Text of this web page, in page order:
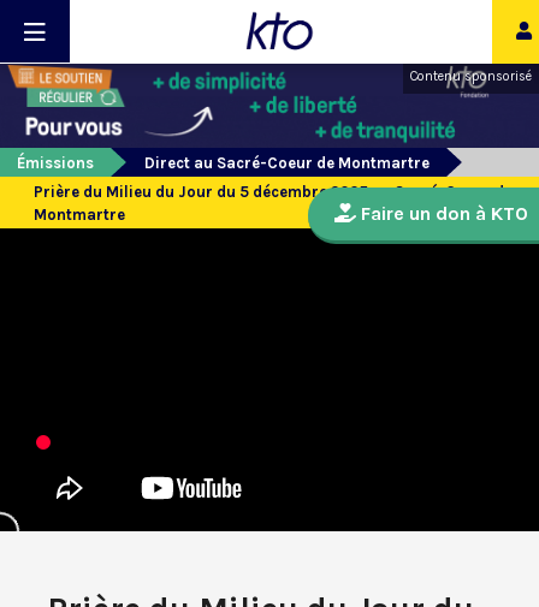
Contenu sponsorisé
Émissions
Direct au Sacré-Coeur de Montmartre
Prière du Milieu du Jour du 5 décembre 2025 au Sacré-Coeur de
Montmartre
Faire un don à KTO